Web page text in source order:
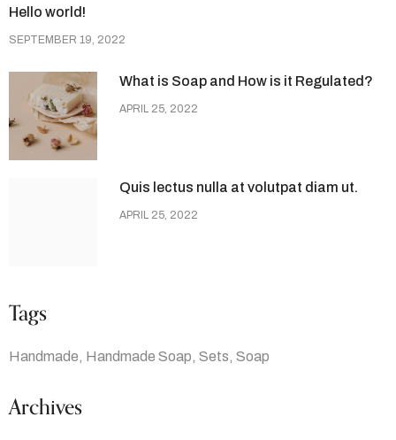
Hello world!
SEPTEMBER 19, 2022
What is Soap and How is it Regulated?
APRIL 25, 2022
Quis lectus nulla at volutpat diam ut.
APRIL 25, 2022
Tags
Handmade Handmade Soap Sets Soap
Archives